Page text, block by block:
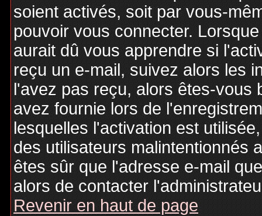
soient activés, soit par vous-
pouvoir vous connecter.
aurait dû vous apprendre si
reçu un e-mail, suivez alors les
l'avez pas reçu, alors êtes-vous
avez fournie lors de
lesquelles l'activation est
des utilisateurs malintentionnés
êtes sûr que l'adresse e-mail
alors de contacter
Revenir en haut de page